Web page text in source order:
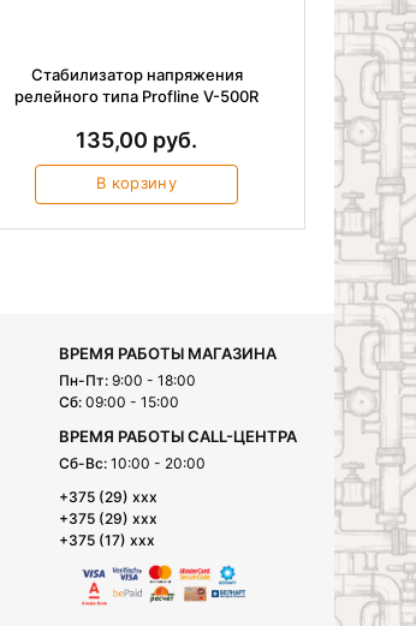
Стабилизатор напряжения
релейного типа Profline V-500R
135,00 руб.
В корзину
ВРЕМЯ РАБОТЫ МАГАЗИНА
Пн-Пт: 9:00 - 18:00
Сб: 09:00 - 15:00
ВРЕМЯ РАБОТЫ CALL-ЦЕНТРА
Сб-Вс: 10:00 - 20:00
+375 (29) xxx
+375 (29) xxx
+375 (17) xxx